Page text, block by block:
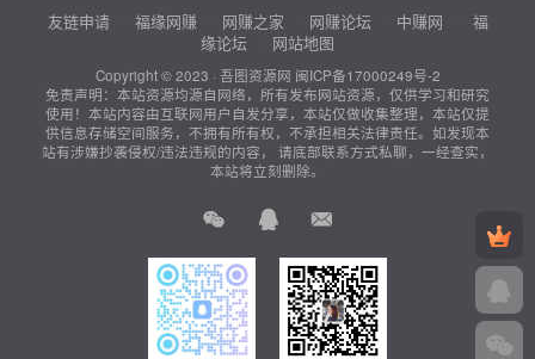
友链申请 福缘网赚 网赚之家 网赚论坛 中赚网
福
缘论坛
网站地图
Copyright © 2023 · 吾图资源网 闽ICP备17000249号-2
免责声明：本站资源均源自网络，所有发布网站资源，仅供学习和研究
使用！本站内容由互联网用户自发分享，本站仅做收集整理，本站仅提
供信息存储空间服务，不拥有所有权，不承担相关法律责任。如发现本
站有涉嫌抄袭侵权/违法违规的内容， 请底部联系方式私聊，一经查实，
本站将立刻删除。